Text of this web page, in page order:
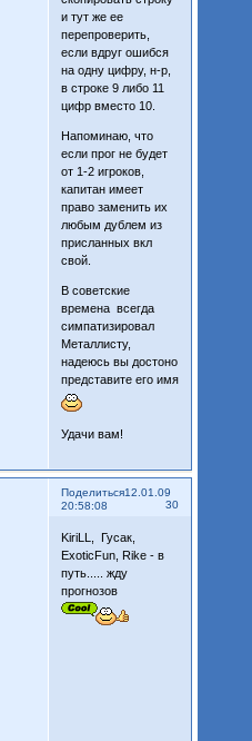
и тут же ее
перепроверить,
если вдруг ошибся
на одну цифру, н-р,
в строке 9 либо 11
цифр вместо 10.
Напоминаю, что
если прог не будет
от 1-2 игроков,
капитан имеет
право заменить их
любым дублем из
присланных вкл
свой.
В советские
времена всегда
симпатизировал
Металлисту,
надеюсь вы достоно
представите его имя
Удачи вам!
Поделиться
30
12.01.09
20:58:08
KiriLL, Гусак,
ExoticFun, Rike - в
путь..... жду
прогнозов